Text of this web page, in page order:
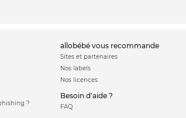
?
allobébé vous recommande
Sites et partenaires
Nos labels
Nos licences
Besoin d'aide ?
FAQ